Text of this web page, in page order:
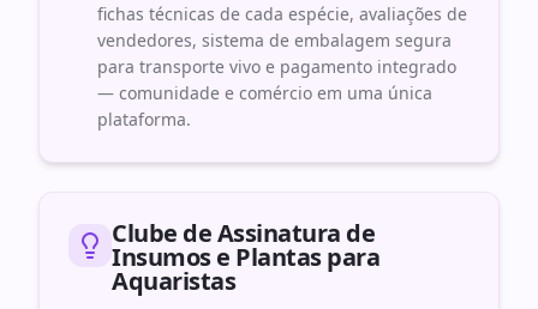
fichas técnicas de cada espécie, avaliações de
vendedores, sistema de embalagem segura
para transporte vivo e pagamento integrado
— comunidade e comércio em uma única
plataforma.
Clube de Assinatura de
Insumos e Plantas para
Aquaristas